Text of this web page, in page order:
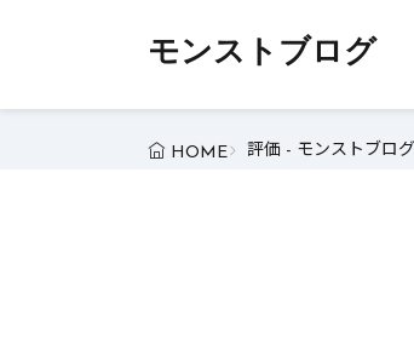
モンストブログ
HOME 評価 - モンストブログ